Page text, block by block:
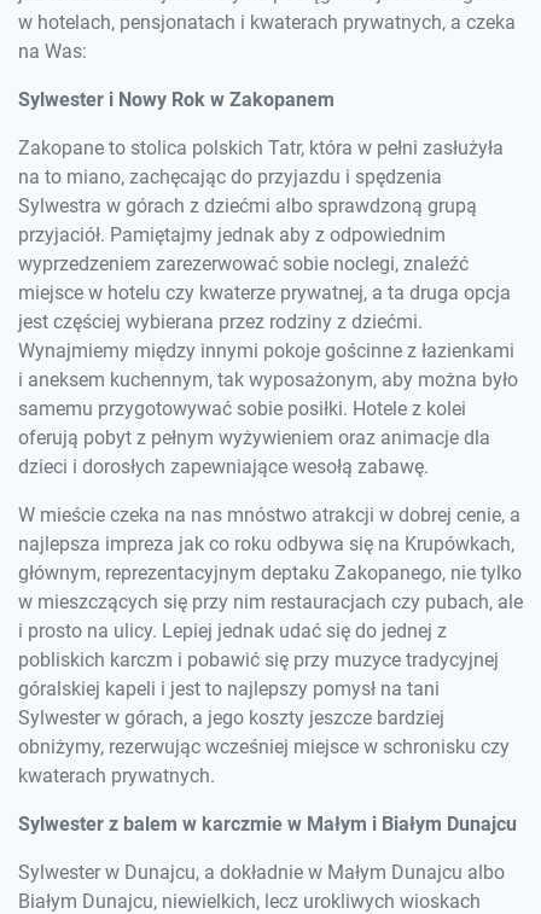
w hotelach, pensjonatach i kwaterach prywatnych, a czeka
na Was:
Sylwester i Nowy Rok w Zakopanem
Zakopane to stolica polskich Tatr, która w pełni zasłużyła
na to miano, zachęcając do przyjazdu i spędzenia
Sylwestra w górach z dziećmi albo sprawdzoną grupą
przyjaciół. Pamiętajmy jednak aby z odpowiednim
wyprzedzeniem zarezerwować sobie noclegi, znaleźć
miejsce w hotelu czy kwaterze prywatnej, a ta druga opcja
jest częściej wybierana przez rodziny z dziećmi.
Wynajmiemy między innymi pokoje gościnne z łazienkami
i aneksem kuchennym, tak wyposażonym, aby można było
samemu przygotowywać sobie posiłki. Hotele z kolei
oferują pobyt z pełnym wyżywieniem oraz animacje dla
dzieci i dorosłych zapewniające wesołą zabawę.
W mieście czeka na nas mnóstwo atrakcji w dobrej cenie, a
najlepsza impreza jak co roku odbywa się na Krupówkach,
głównym, reprezentacyjnym deptaku Zakopanego, nie tylko
w mieszczących się przy nim restauracjach czy pubach, ale
i prosto na ulicy. Lepiej jednak udać się do jednej z
pobliskich karczm i pobawić się przy muzyce tradycyjnej
góralskiej kapeli i jest to najlepszy pomysł na tani
Sylwester w górach, a jego koszty jeszcze bardziej
obniżymy, rezerwując wcześniej miejsce w schronisku czy
kwaterach prywatnych.
Sylwester z balem w karczmie w Małym i Białym Dunajcu
Sylwester w Dunajcu, a dokładnie w Małym Dunajcu albo
Białym Dunajcu, niewielkich, lecz urokliwych wioskach